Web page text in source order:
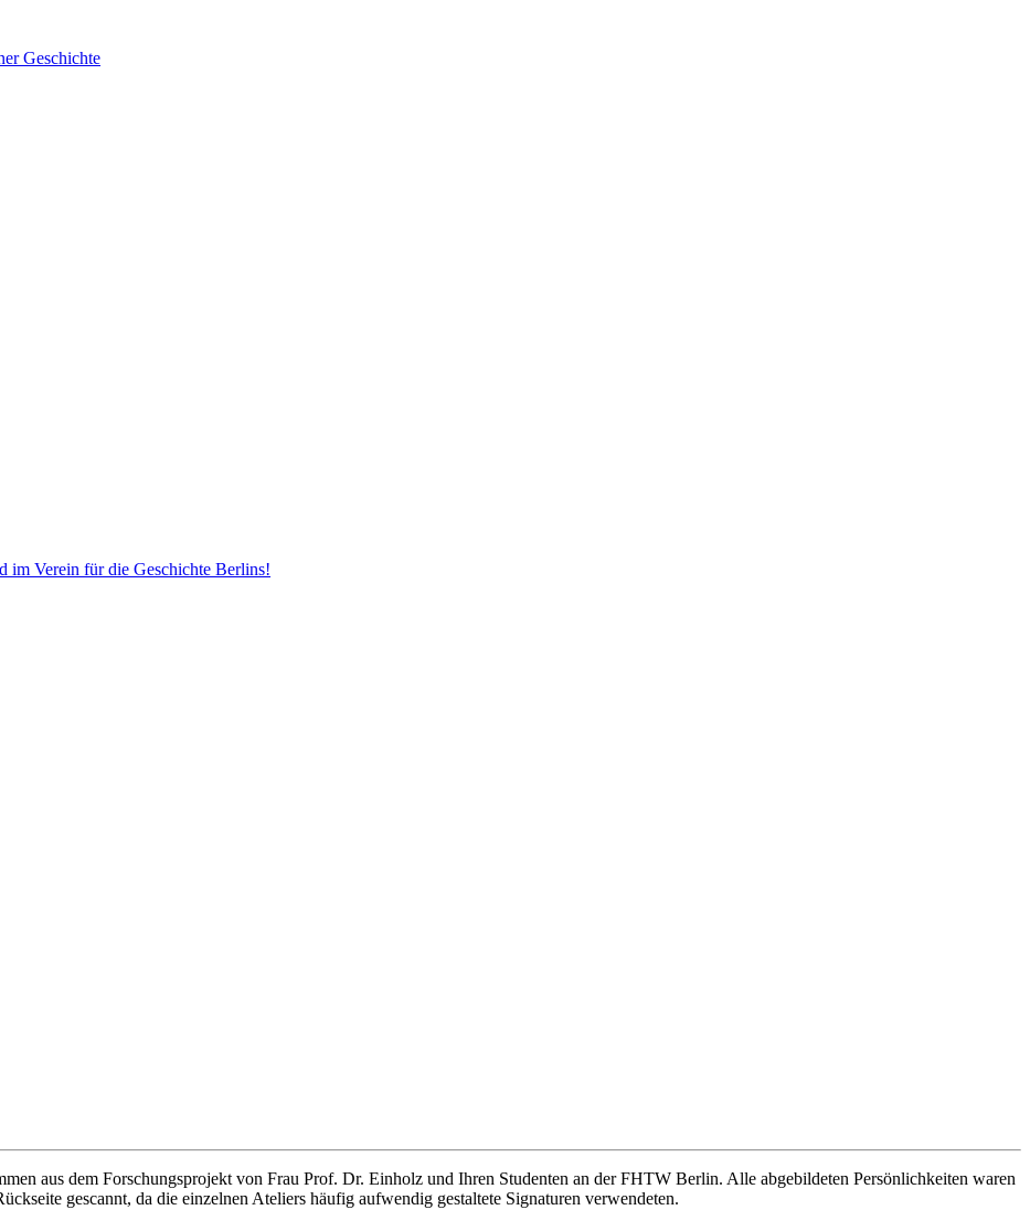
im Verein für die Geschichte Berlins!
aus dem Forschungsprojekt von Frau Prof. Dr. Einholz und Ihren Studenten an der FHTW Berlin. Alle abgebildeten Persönlichkeiten waren
gescannt, da die einzelnen Ateliers häufig aufwendig gestaltete Signaturen verwendeten.